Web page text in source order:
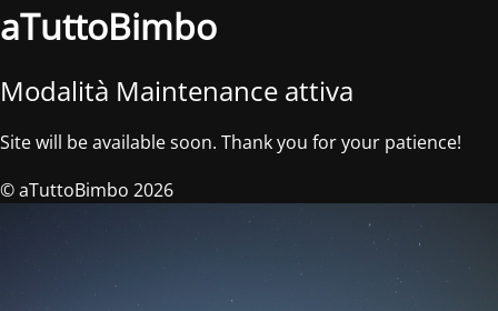
aTuttoBimbo
Modalità Maintenance attiva
Site will be available soon. Thank you for your patience!
© aTuttoBimbo 2026